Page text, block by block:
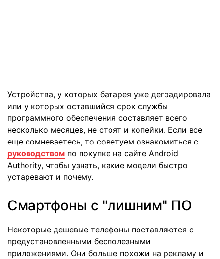
Устройства, у которых батарея уже деградировала
или у которых оставшийся срок службы
программного обеспечения составляет всего
несколько месяцев, не стоят и копейки. Если все
еще сомневаетесь, то советуем ознакомиться с
руководством по покупке на сайте Android
Authority, чтобы узнать, какие модели быстро
устаревают и почему.
Смартфоны с "лишним" ПО
Некоторые дешевые телефоны поставляются с
предустановленными бесполезными
приложениями. Они больше похожи на рекламу и